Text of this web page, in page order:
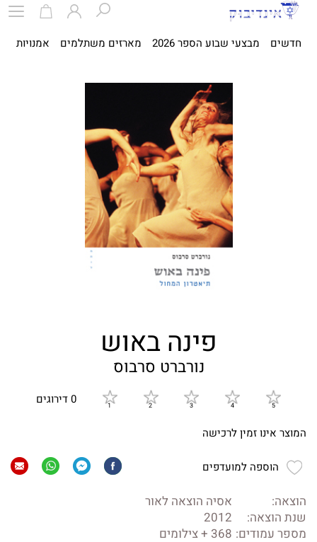
חדשים מבצעי שבוע הספר 2026 מארזים משתלמים אמנויות
פינה באוש
נורברט סרבוס
0 דירוגים
המוצר אינו זמין לרכישה
הוספה למועדפים
הוצאה:
אסיה הוצאה לאור
שנת הוצאה:
2012
מספר עמודים: 368 + צילומים